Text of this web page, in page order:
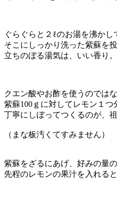
ぐらぐらと２ℓのお湯を沸かし
そこにしっかり洗った紫蘇を投
立ちのぼる湯気は、いい香り。
クエン酸やお酢を使うのではな
紫蘇100ｇに対してレモン１つ
丁寧にしぼってつくるのが、祖
（まな板汚くてすみません）
紫蘇をざるにあげ、好みの量
先程のレモンの果汁を入れる